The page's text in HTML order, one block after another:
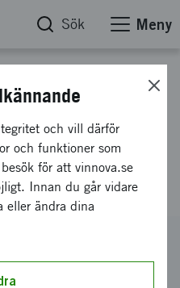
Sök Meny
och vill därför
och funktioner som
för att vinnova.se
Innan du går vidare
eller ändra dina